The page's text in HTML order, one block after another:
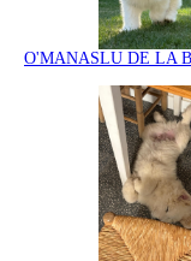
O'MANASLU DE LA